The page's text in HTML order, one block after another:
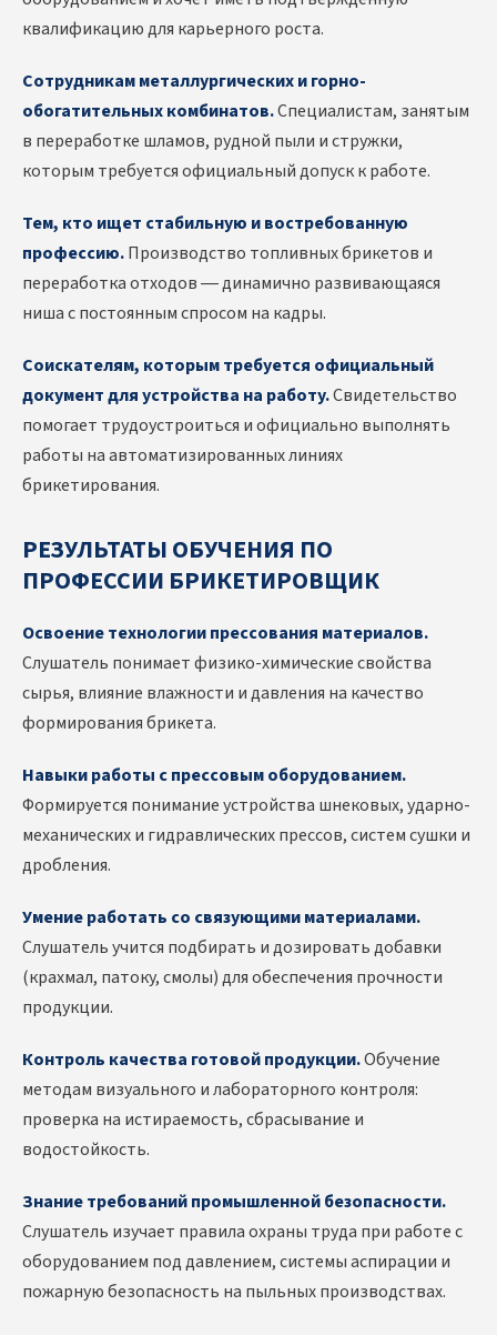
квалификацию для карьерного роста.
Сотрудникам металлургических и горно-
обогатительных комбинатов.Специалистам, занятым
в переработке шламов, рудной пыли и стружки,
которым требуется официальный допуск к работе.
Тем, кто ищет стабильную и востребованную
профессию.Производство топливных брикетов и
переработка отходов — динамично развивающаяся
ниша с постоянным спросом на кадры.
Соискателям, которым требуется официальный
документ для устройства на работу.Свидетельство
помогает трудоустроиться и официально выполнять
работы на автоматизированных линиях
брикетирования.
РЕЗУЛЬТАТЫ ОБУЧЕНИЯ ПО
ПРОФЕССИИ БРИКЕТИРОВЩИК
Освоение технологии прессования материалов.
Слушатель понимает физико-химические свойства
сырья, влияние влажности и давления на качество
формирования брикета.
Навыки работы с прессовым оборудованием.
Формируется понимание устройства шнековых, ударно-
механических и гидравлических прессов, систем сушки и
дробления.
Умение работать со связующими материалами.
Слушатель учится подбирать и дозировать добавки
(крахмал, патоку, смолы) для обеспечения прочности
продукции.
Контроль качества готовой продукции.Обучение
методам визуального и лабораторного контроля:
проверка на истираемость, сбрасывание и
водостойкость.
Знание требований промышленной безопасности.
Слушатель изучает правила охраны труда при работе с
оборудованием под давлением, системы аспирации и
пожарную безопасность на пыльных производствах.